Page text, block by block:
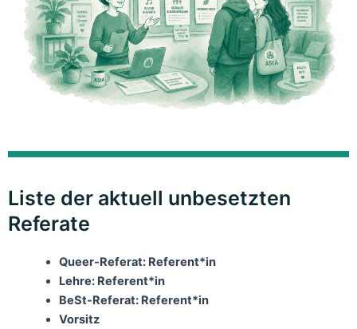
Liste der aktuell unbesetzten
Referate
Queer-Referat: Referent*in
Lehre: Referent*in
BeSt-Referat: Referent*in
Vorsitz